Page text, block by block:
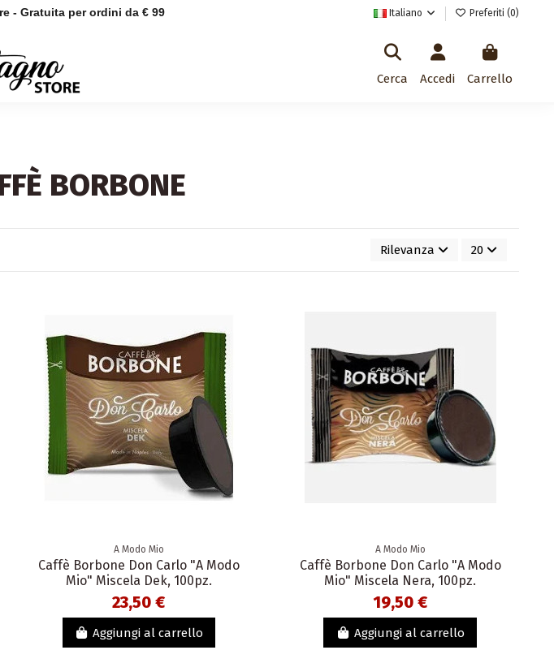
- Gratuita per ordini da € 99 Italiano Preferiti (0)
Cerca Accedi Carrello
BORBONE
Rilevanza 20
A Modo Mio
Caffè Borbone Don Carlo "A Modo
Mio" Miscela Dek, 100pz.
23,50 €
Aggiungi al carrello
A Modo Mio
Caffè Borbone Don Carlo "A Modo
Mio" Miscela Nera, 100pz.
19,50 €
Aggiungi al carrello